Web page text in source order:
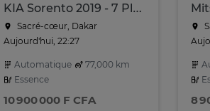
KIA Sorento 2019 - 7 Places
Sacré-cœur, Dakar
Aujourd'hui, 22:27
Automatique
77,000 km
Essence
10 900 000 F CFA 8